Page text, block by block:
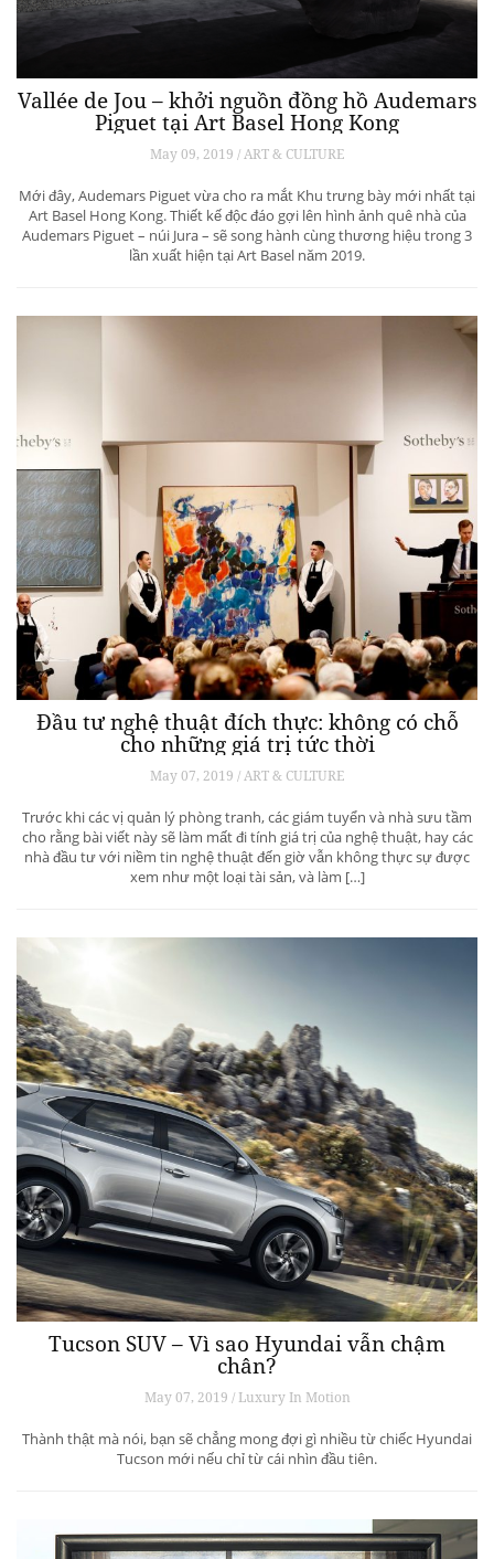
Vallée de Jou – khởi nguồn đồng hồ Audemars
Piguet tại Art Basel Hong Kong
May 09, 2019 / ART & CULTURE
Mới đây, Audemars Piguet vừa cho ra mắt Khu trưng bày mới nhất tại
Art Basel Hong Kong. Thiết kế độc đáo gợi lên hình ảnh quê nhà của
Audemars Piguet – núi Jura – sẽ song hành cùng thương hiệu trong 3
lần xuất hiện tại Art Basel năm 2019.
Đầu tư nghệ thuật đích thực: không có chỗ
cho những giá trị tức thời
May 07, 2019 / ART & CULTURE
Trước khi các vị quản lý phòng tranh, các giám tuyển và nhà sưu tầm
cho rằng bài viết này sẽ làm mất đi tính giá trị của nghệ thuật, hay các
nhà đầu tư với niềm tin nghệ thuật đến giờ vẫn không thực sự được
xem như một loại tài sản, và làm […]
Tucson SUV – Vì sao Hyundai vẫn chậm
chân?
May 07, 2019 / Luxury In Motion
Thành thật mà nói, bạn sẽ chẳng mong đợi gì nhiều từ chiếc Hyundai
Tucson mới nếu chỉ từ cái nhìn đầu tiên.